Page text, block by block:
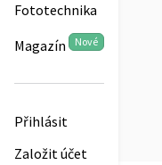
Fototechnika
Magazín Nové
Přihlásit
Založit účet
0